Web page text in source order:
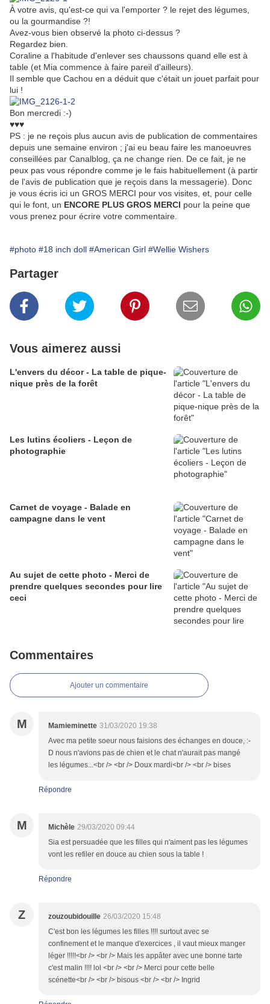
À votre avis, qu'est-ce qui va l'emporter ? le rejet des légumes,
ou la gourmandise ?!
Avez-vous bien observé la photo ci-dessus ?
Regardez bien.
Coraline a l'habitude d'enlever ses chaussons quand elle est à
table (et Mia commence à faire pareil d'ailleurs).
Il semble que Cachou en a déduit que c'était un jouet parfait pour
lui !
Bon mercredi :-)
♥♥♥
PS : je ne reçois plus aucun avis de publication de commentaires
depuis une semaine environ ; j'ai eu beau faire les manoeuvres
conseillées par Canalblog, ça ne change rien. De ce fait, je ne
peux pas vous répondre comme je le fais habituellement (à partir
de l'avis de publication que je reçois dans la messagerie). Donc
je vous écris ici un GROS MERCI pour vos visites, et, pour celle
qui le font, un ENCORE PLUS GROS MERCI pour la peine que
vous prenez pour écrire votre commentaire.
#photo #18 inch doll #American Girl #Wellie Wishers
Partager
Vous aimerez aussi
L'envers du décor - La table de pique-
nique près de la forêt
Les lutins écoliers - Leçon de
photographie
Carnet de voyage - Balade en
campagne dans le vent
Au sujet de cette photo - Merci de
prendre quelques secondes pour lire
ceci
Commentaires
Ajouter un commentaire
M Mamieminette 31/03/2020 19:38
Avec ma petite soeur nous faisions des échanges en douce, :-
D nous n'avions pas de chien et le chat n'aurait pas mangé
les légumes...<br /> <br /> Doux mardi<br /> <br /> bises
Répondre
M Michèle 29/03/2020 09:44
Sia est persuadée que les filles qui n'aiment pas les légumes
vont les refiler en douce au chien sous la table !
Répondre
Z zouzoubidouille 26/03/2020 15:48
C'est bon les légumes les filles !!!! surtout avec se
confinement et le manque d'exercices , il vaut mieux manger
léger !!!!!<br /> <br /> Mais les appâter avec une bonne tarte
c'est malin !!!! lol <br /> <br /> Merci pour cette belle
scénette<br /> <br /> bisous <br /> <br /> Ingrid